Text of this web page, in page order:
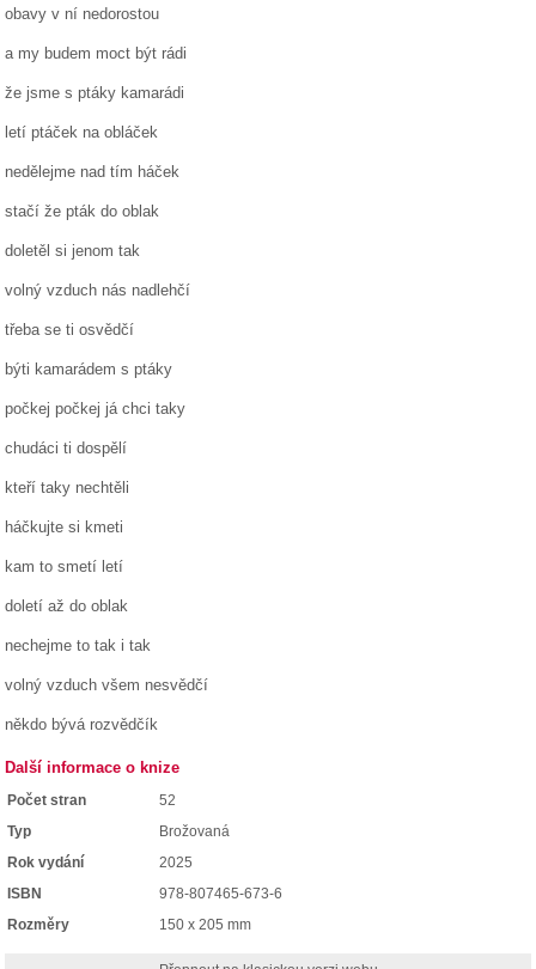
obavy v ní nedorostou
a my budem moct být rádi
že jsme s ptáky kamarádi
letí ptáček na obláček
nedělejme nad tím háček
stačí že pták do oblak
doletěl si jenom tak
volný vzduch nás nadlehčí
třeba se ti osvědčí
býti kamarádem s ptáky
počkej počkej já chci taky
chudáci ti dospělí
kteří taky nechtěli
háčkujte si kmeti
kam to smetí letí
doletí až do oblak
nechejme to tak i tak
volný vzduch všem nesvědčí
někdo bývá rozvědčík
Další informace o knize
Počet stran
52
Typ
Brožovaná
Rok vydání
2025
ISBN
978-807465-673-6
Rozměry
150 x 205 mm